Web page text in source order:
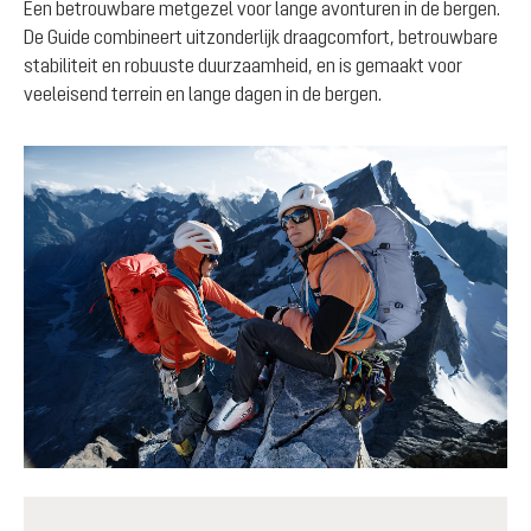
Een betrouwbare metgezel voor lange avonturen in de bergen.
De Guide combineert uitzonderlijk draagcomfort, betrouwbare
stabiliteit en robuuste duurzaamheid, en is gemaakt voor
veeleisend terrein en lange dagen in de bergen.